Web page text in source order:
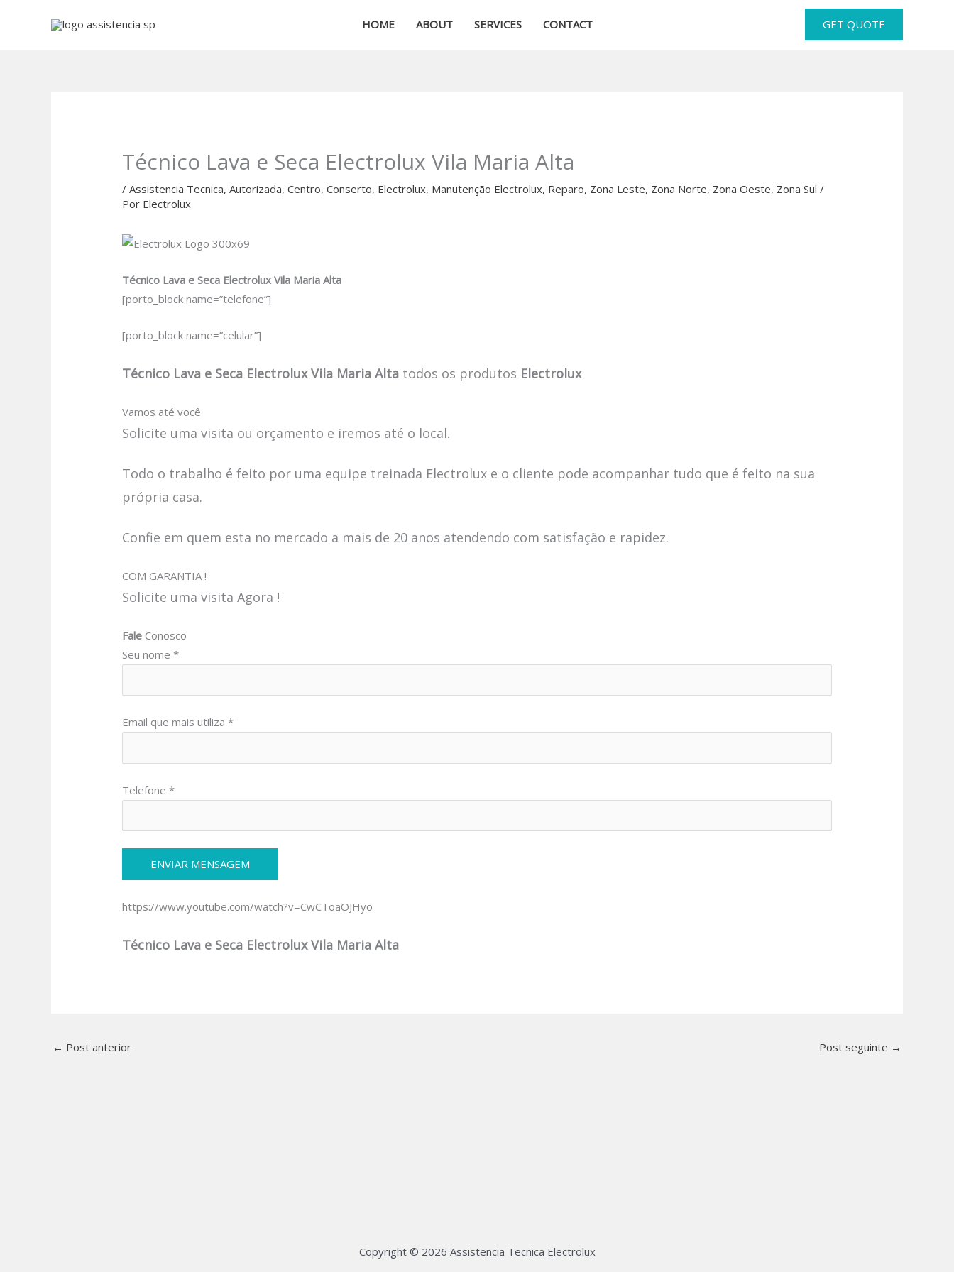
HOME ABOUT SERVICES CONTACT GET QUOTE
Técnico Lava e Seca Electrolux Vila Maria Alta
/Assistencia Tecnica,Autorizada,Centro,Conserto, Electrolux, Manutenção Electrolux, Reparo, Zona Leste, Zona Norte, Zona Oeste, Zona Sul /
Por Electrolux
Técnico Lava e Seca Electrolux Vila Maria Alta
[porto_block name=”telefone”]
[porto_block name=”celular”]
Técnico Lava e Seca Electrolux Vila Maria Alta todos os produtos Electrolux
Vamos até você
Solicite uma visita ou orçamento e iremos até o local.
Todo o trabalho é feito por uma equipe treinada Electrolux e o cliente pode acompanhar tudo que é feito na sua
própria casa.
Confie em quem esta no mercado a mais de 20 anos atendendo com satisfação e rapidez.
COM GARANTIA !
Solicite uma visita Agora !
Fale Conosco
Seu nome *
Email que mais utiliza *
Telefone *
https://www.youtube.com/watch?v=CwCToaOJHyo
Técnico Lava e Seca Electrolux Vila Maria Alta
← Post anterior Post seguinte →
Copyright © 2026 Assistencia Tecnica Electrolux